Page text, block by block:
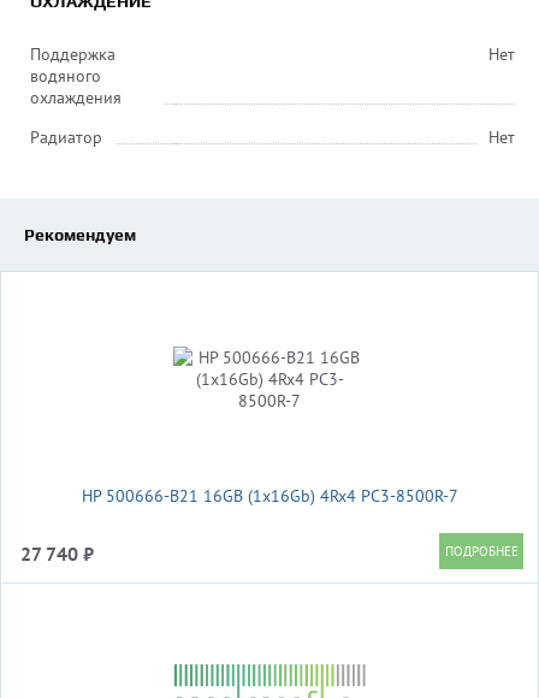
Поддержка
водяного
охлаждения
Нет
Радиатор Нет
Рекомендуем
HP 500666-B21 16GB (1x16Gb) 4Rx4 PC3-8500R-7
27 740 ₽